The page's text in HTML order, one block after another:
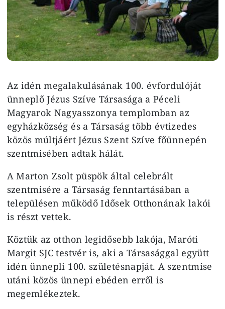
Az idén megalakulásának 100. évfordulóját
ünneplő Jézus Szíve Társasága a Péceli
Magyarok Nagyasszonya templomban az
egyházközség és a Társaság több évtizedes
közös múltjáért Jézus Szent Szíve főünnepén
szentmisében adtak hálát.
A Marton Zsolt püspök által celebrált
szentmisére a Társaság fenntartásában a
településen működő Idősek Otthonának lakói
is részt vettek.
Köztük az otthon legidősebb lakója, Maróti
Margit SJC testvér is, aki a Társasággal együtt
idén ünnepli 100. születésnapját. A szentmise
utáni közös ünnepi ebéden erről is
megemlékeztek.